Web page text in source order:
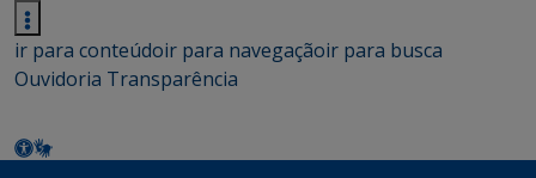
ir para conteúdoir para navegaçãoir para busca
Ouvidoria Transparência